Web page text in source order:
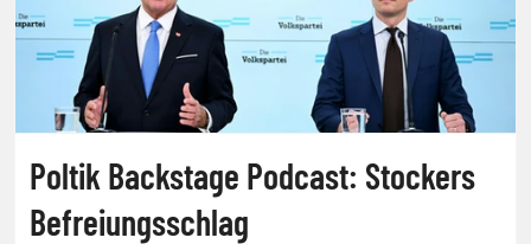
Poltik Backstage Podcast: Stockers
Befreiungsschlag